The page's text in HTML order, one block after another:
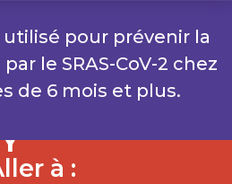
utilisé pour prévenir la
le SRAS-CoV-2 chez
de 6 mois et plus.
à :